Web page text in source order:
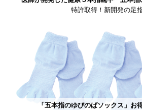
特許取得！新開発の足
「五本指のゆびのばソックス」お